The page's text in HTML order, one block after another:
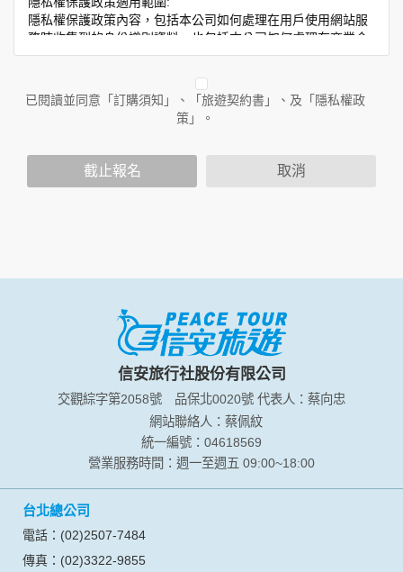
隱私權保護政策內容，包括本公司如何處理在用戶使用網站服
務時收集到的身份識別資料，也包括本公司如何處理在商業合
作與本公司合作時分享的任何身份識別資料。隱私權保護政策
人員。例如您透過本公司旗下網站上的廣告廠商連結，這些置
放連結的廠商也可能蒐集您個人的資料。對於您主動提供的個
人資訊，這些廣告廠商或連結網站有其個別的隱私權保護政
您個人在本網站上的聊天室或討論區中任意公開個人資料的行
個人的資料，其範圍如下：
您所提供的姓名、電子郵件地址、聯絡方式及使用時間等。
於一般瀏覽時，伺服器會自行記錄相關行徑，包括您使用連線
設備的 IP 位址、使用時間、使用的瀏覽器、瀏覽及點選資料記
錄等，做為我們增進網站服務的參考依據，此記錄為內部應
用，決不對外公布。
為提供精確的服務，我們會將收集的問卷調查內容進行統計與
分析，分析結果之統計數據或說明文字呈現，除供內部研究
外，我們會視需要公佈統計數據及說明文字，但不涉及特定個
人之資料。
的個人資料揭露予第三人或使用於蒐集目的以外之其他用途。
在您於本網站註冊帳號、使用本網站相關產品、服務、活動或
贈獎時，本網站會收集您的個人識別資料，本網站也可以從商
業夥伴處取得個人資料。
當客戶在本網站註冊時，我們會取得您的姓名、電話、住址、
已閱讀並同意「訂購須知」、「旅遊契約書」、及「隱私權政
策」。
截止報名 取消
信安旅行社股份有限公司
交觀綜字第2058號 品保北0020號 代表人：蔡向忠
網站聯絡人：蔡佩紋
統一編號：04618569
營業服務時間：週一至週五 09:00~18:00
台北總公司
電話：(02)2507-7484
傳真：(02)3322-9855